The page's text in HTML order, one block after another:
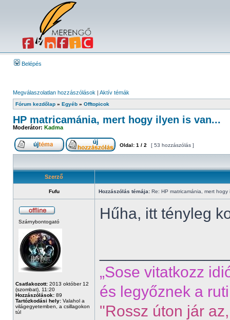
Belépés
Megválaszolatlan hozzászólások | Aktív témák
Fórum kezdőlap » Egyéb » Offtopicok
HP matricamánia, mert hogy ilyen is van...
Moderátor: Kadma
Oldal: 1 / 2 [ 53 hozzászólás ]
Szerző
Fufu Hozzászólás témája: Re: HP matricamánia, mert hogy
Szárnybontogató
Csatlakozott: 2013 október 12
(szombat), 11:20
Hozzászólások: 89
Tartózkodási hely: Valahol a
világegyetemben, a csillagokon
túl
Hűha, itt tényleg
„Sose vitatkozz
és legyőznek a
"Rossz úton jár